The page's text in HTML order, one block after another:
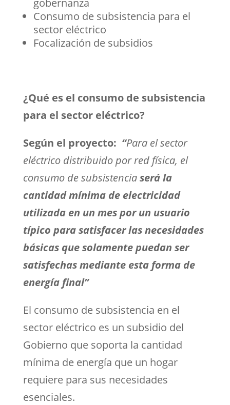
gobernanza
Consumo de subsistencia para el
sector eléctrico
Focalización de subsidios
¿Qué es el consumo de subsistencia
para el sector eléctrico?
Según el proyecto: “Para el sector
eléctrico distribuido por red física, el
consumo de subsistenciaserá la
cantidad mínima de electricidad
utilizada en un mes por un usuario
típico para satisfacer las necesidades
básicas que solamente puedan ser
satisfechas mediante esta forma de
energía final”
El consumo de subsistencia en el
sector eléctrico es un subsidio del
Gobierno que soporta la cantidad
mínima de energía que un hogar
requiere para sus necesidades
esenciales.